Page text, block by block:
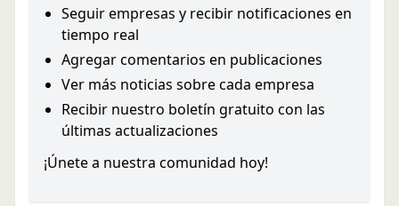
Seguir empresas y recibir notificaciones en
tiempo real
Agregar comentarios en publicaciones
Ver más noticias sobre cada empresa
Recibir nuestro boletín gratuito con las
últimas actualizaciones
¡Únete a nuestra comunidad hoy!